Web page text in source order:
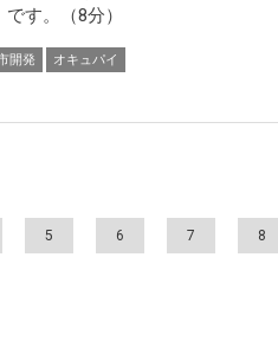
す。（8分）
開発 オキュパイ
5 6 7 8